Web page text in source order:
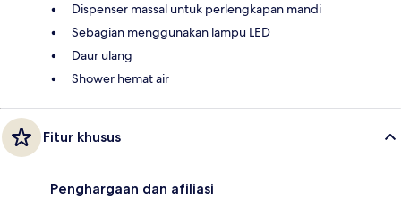
Dispenser massal untuk perlengkapan mandi
Sebagian menggunakan lampu LED
Daur ulang
Shower hemat air
Fitur khusus
Penghargaan dan afiliasi